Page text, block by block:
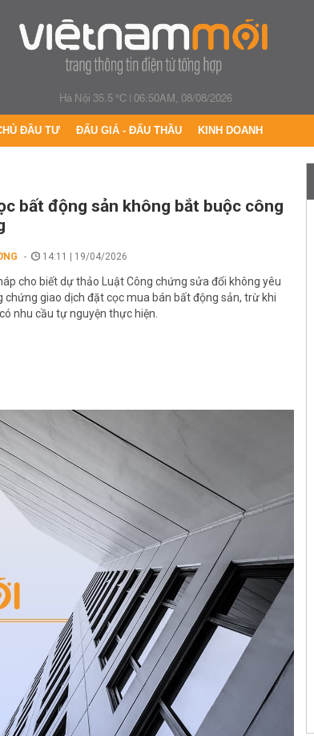
Hà Nội 35.5 °C|06:50AM, 08/08/2026
ĐẦU TƯ ĐẤU GIÁ - ĐẤU THẦU KINH DOANH
bất động sản không bắt buộc công
14:11 | 19/04/2026
cho biết dự thảo Luật Công chứng sửa đổi không yêu
chứng giao dịch đặt cọc mua bán bất động sản, trừ khi
nhu cầu tự nguyện thực hiện.